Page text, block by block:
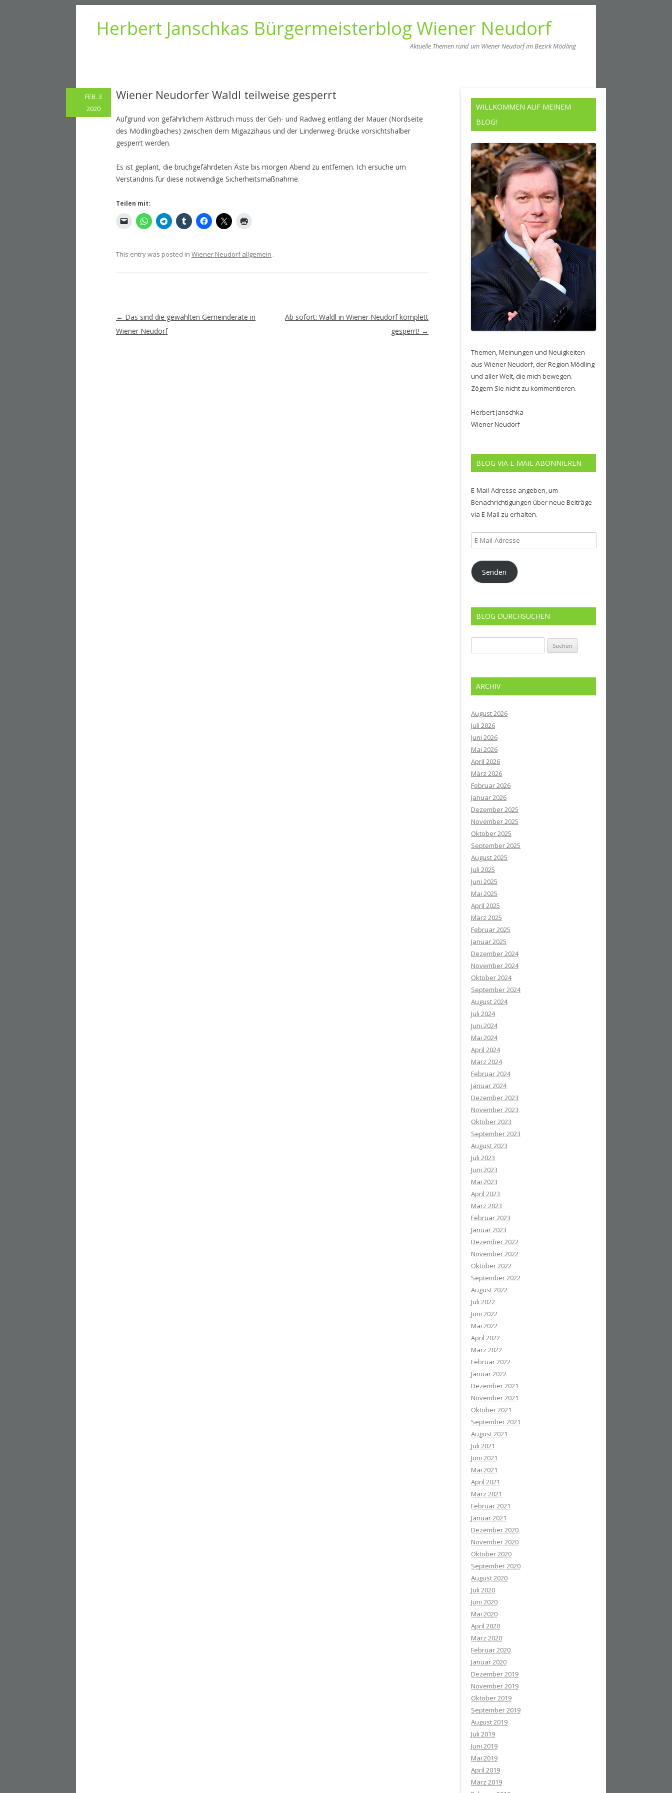
Herbert Janschkas Bürgermeisterblog Wiener Neudorf
Aktuelle Themen rund um Wiener Neudorf im Bezirk Mödling
Wiener Neudorfer Waldl teilweise gesperrt
Aufgrund von gefährlichem Astbruch muss der Geh- und Radweg entlang der Mauer (Nordseite
des Mödlingbaches) zwischen dem Migazzihaus und der Lindenweg-Brücke vorsichtshalber
gesperrt werden.
Es ist geplant, die bruchgefährdeten Äste bis morgen Abend zu entfernen. Ich ersuche um
Verständnis für diese notwendige Sicherheitsmaßnahme.
Teilen mit:
This entry was posted in Wiener Neudorf allgemein .
FEB. 3
2020
Artikel-
Navigation
← Das sind die gewählten Gemeinderäte in
Wiener Neudorf
Ab sofort: Waldl in Wiener Neudorf komplett
gesperrt! →
WILLKOMMEN AUF MEINEM
BLOG!
Themen, Meinungen und Neuigkeiten
aus Wiener Neudorf, der Region Mödling
und aller Welt, die mich bewegen.
Zögern Sie nicht zu kommentieren.
Herbert Janschka
Wiener Neudorf
BLOG VIA E-MAIL ABONNIEREN
E-Mail-Adresse angeben, um
Benachrichtigungen über neue Beiträge
via E-Mail zu erhalten.
E-
Mail-
Adresse
Senden
BLOG DURCHSUCHEN
nach:
ARCHIV
August 2026
Juli 2026
Juni 2026
Mai 2026
April 2026
März 2026
Februar 2026
Januar 2026
Dezember 2025
November 2025
Oktober 2025
September 2025
August 2025
Juli 2025
Juni 2025
Mai 2025
April 2025
März 2025
Februar 2025
Januar 2025
Dezember 2024
November 2024
Oktober 2024
September 2024
August 2024
Juli 2024
Juni 2024
Mai 2024
April 2024
März 2024
Februar 2024
Januar 2024
Dezember 2023
November 2023
Oktober 2023
September 2023
August 2023
Juli 2023
Juni 2023
Mai 2023
April 2023
März 2023
Februar 2023
Januar 2023
Dezember 2022
November 2022
Oktober 2022
September 2022
August 2022
Juli 2022
Juni 2022
Mai 2022
April 2022
März 2022
Februar 2022
Januar 2022
Dezember 2021
November 2021
Oktober 2021
September 2021
August 2021
Juli 2021
Juni 2021
Mai 2021
April 2021
März 2021
Februar 2021
Januar 2021
Dezember 2020
November 2020
Oktober 2020
September 2020
August 2020
Juli 2020
Juni 2020
Mai 2020
April 2020
März 2020
Februar 2020
Januar 2020
Dezember 2019
November 2019
Oktober 2019
September 2019
August 2019
Juli 2019
Juni 2019
Mai 2019
April 2019
März 2019